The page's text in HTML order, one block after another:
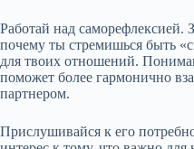
Работай над саморефлексией.
почему ты стремишься быть
для твоих отношений.
поможет более гармонично
партнером.
Прислушивайся к его